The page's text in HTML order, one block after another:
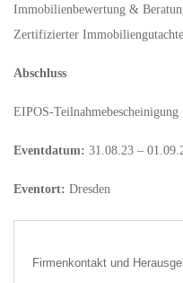
Immobilienbewertung &
Zertifizierter
Abschluss
EIPOS-Teilnahmebescheinigung
Eventdatum: 31.08.23 –
Eventort: Dresden
Firmenkontakt und